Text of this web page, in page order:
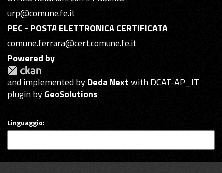
urp@comune.fe.it
PEC - POSTA ELETTRONICA CERTIFICATA
comune.ferrara@cert.comune.fe.it
Powered by
and implemented byDeda Nextwith DCAT-AP_IT
plugin byGeoSolutions
Linguaggio